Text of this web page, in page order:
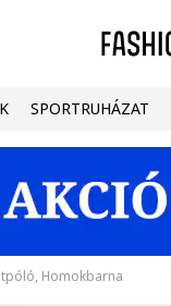
SPORTRUHÁZAT
Homokbarna